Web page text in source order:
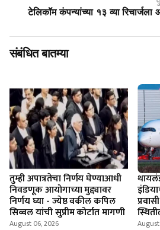
टेलिकॉम कंपन्यांच्या १३ व्या रिचार्जला
संबंधित बातम्या
तुम्ही अपात्रतेचा निर्णय घेण्याआधी
निवडणूक आयोगाच्या मुद्द्यावर
निर्णय घ्या - ज्येष्ठ वकील कपिल
सिब्बल यांची सुप्रीम कोर्टात मागणी
August 06, 2026